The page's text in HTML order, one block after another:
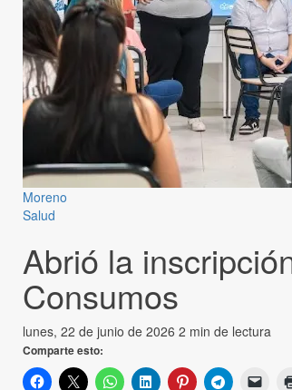
Moreno
Salud
Abrió la
Consumos
lunes, 22 de junio de 2026 2 min de lectura
Comparte esto: